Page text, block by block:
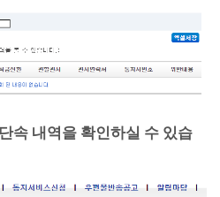
속 내역을 확인하실 수 있습